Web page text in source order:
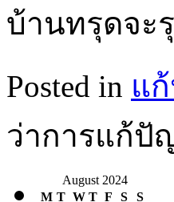
บ้านทรุดจ
Posted in แ
ว่าการแก้ปั
August 2024
M T W T F S
S